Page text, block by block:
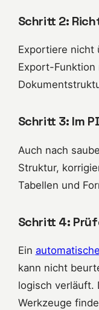
Schritt 2:
Exportiere nicht
Export-Funktion
Schritt 3: Im
Auch nach
Struktur,
Tabellen und
Schritt 4:
Ein
kann nicht
logisch verläuft.
Werkzeuge